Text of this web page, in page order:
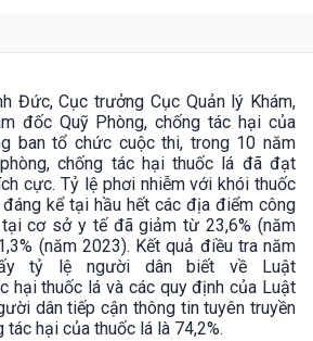
Đức, Cục trưởng Cục Quản lý Khám,
đốc Quỹ Phòng, chống tác hại của
ban tổ chức cuộc thi, trong 10 năm
chống tác hại thuốc lá đã đạt
cực. Tỷ lệ phơi nhiễm với khói thuốc
kể tại hầu hết các địa điểm công
cơ sở y tế đã giảm từ 23,6% (năm
(năm 2023). Kết quả điều tra năm
tỷ lệ người dân biết về Luật
hại thuốc lá và các quy định của Luật
dân tiếp cận thông tin tuyên truyền
tác hại của thuốc lá là 74,2%.